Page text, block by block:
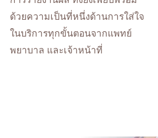
ด้วยความเป็นที่หนึ่งด้านการใส่ใจ
ในบริการทุกขั้นตอนจากแพทย์
พยาบาล และเจ้าหน้าที่